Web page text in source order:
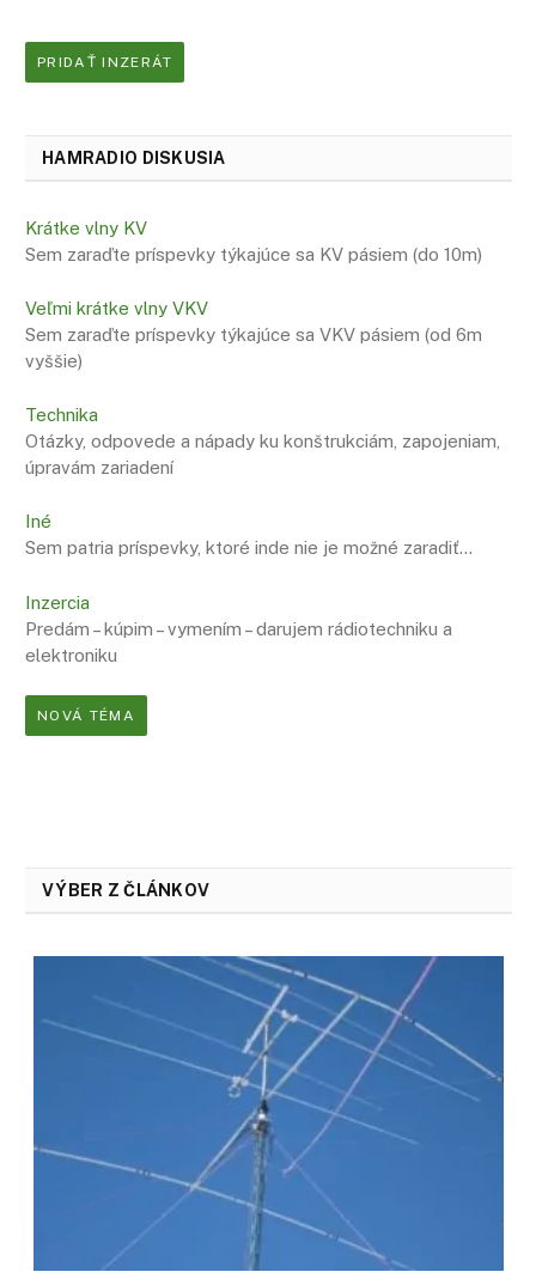
PRIDAŤ INZERÁT
HAMRADIO DISKUSIA
Krátke vlny KV
Sem zaraďte príspevky týkajúce sa KV pásiem (do 10m)
Veľmi krátke vlny VKV
Sem zaraďte príspevky týkajúce sa VKV pásiem (od 6m
vyššie)
Technika
Otázky, odpovede a nápady ku konštrukciám, zapojeniam,
úpravám zariadení
Iné
Sem patria príspevky, ktoré inde nie je možné zaradiť…
Inzercia
Predám – kúpim – vymením – darujem rádiotechniku a
elektroniku
NOVÁ TÉMA
VÝBER Z ČLÁNKOV